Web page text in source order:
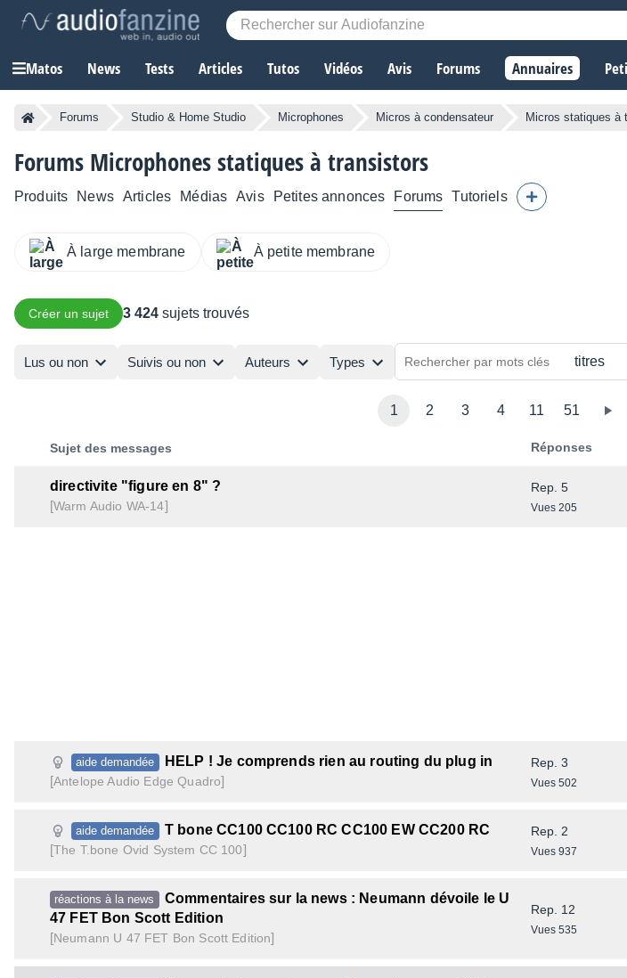
Matos News Tests Articles Tutos Vidéos Avis Forums Annuaires
Forums Studio & Home Studio Microphones Micros à condensateur Micros statiques à
Forums Microphones statiques à transistors
Produits News Articles Médias Avis Petites annonces Forums Tutoriels
À large membrane À petite membrane
Créer un sujet 3 424 sujets trouvés
Lus ou non Suivis ou non Auteurs Types
1 2 3 4 11 51
Sujet des messages Réponses
directivite "figure en 8" ?
[Warm Audio WA-14]
Rep. 5
Vues 205
aide demandée
HELP ! Je comprends rien au routing du plug in
[Antelope Audio Edge Quadro]
Rep. 3
Vues 502
aide demandée
T bone CC100 CC100 RC CC100 EW CC200 RC
[The T.bone Ovid System CC 100]
Rep. 2
Vues 937
réactions à la news
Commentaires sur la news : Neumann dévoile le U
47 FET Bon Scott Edition
[Neumann U 47 FET Bon Scott Edition]
Rep. 12
Vues 535